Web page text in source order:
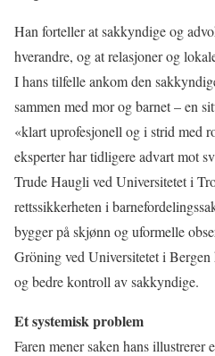
Han forteller at sakkyndige og
hverandre, og at relasjoner og
I hans tilfelle ankom den
sammen med mor og barnet – en
«klart uprofesjonell og i strid med
eksperter har tidligere advart mot
Trude Haugli ved Universitetet i
rettssikkerheten i
bygger på skjønn og uformelle
Gröning ved Universitetet i Bergen
og bedre kontroll av sakkyndige.
Et systemisk problem
Faren mener saken hans illustrerer